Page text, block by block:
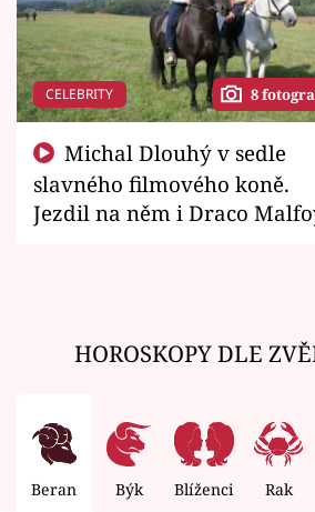
CELEBRITY 8
slavného filmového koně.
Jezdil na něm i Draco
HOROSKOPY DLE
Beran Býk Blíženci Rak